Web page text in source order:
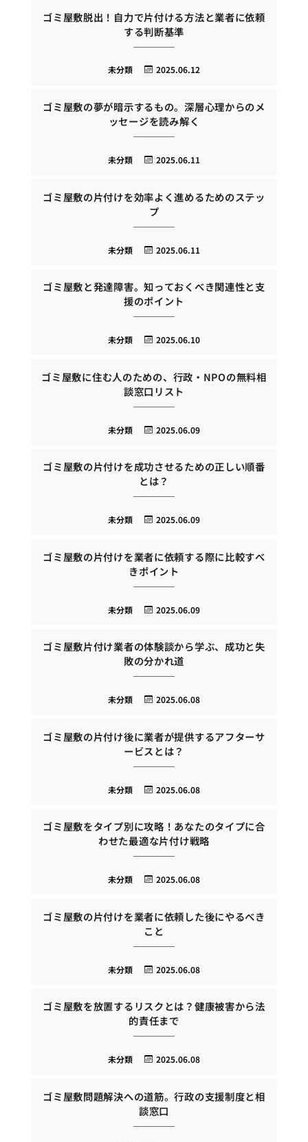
ゴミ屋敷脱出！自力で片付ける方法と業者に依頼
する判断基準
2025.06.12
未分類
ゴミ屋敷の夢が暗示するもの。深層心理からのメ
ッセージを読み解く
2025.06.11
未分類
ゴミ屋敷の片付けを効率よく進めるためのステッ
プ
2025.06.11
未分類
ゴミ屋敷と発達障害。知っておくべき関連性と支
援のポイント
2025.06.10
未分類
ゴミ屋敷に住む人のための、行政・NPOの無料相
談窓口リスト
2025.06.09
未分類
ゴミ屋敷の片付けを成功させるための正しい順番
とは？
2025.06.09
未分類
ゴミ屋敷の片付けを業者に依頼する際に比較すべ
きポイント
2025.06.09
未分類
ゴミ屋敷片付け業者の体験談から学ぶ、成功と失
敗の分かれ道
2025.06.08
未分類
ゴミ屋敷の片付け後に業者が提供するアフターサ
ービスとは？
2025.06.08
未分類
ゴミ屋敷をタイプ別に攻略！あなたのタイプに合
わせた最適な片付け戦略
2025.06.08
未分類
ゴミ屋敷の片付けを業者に依頼した後にやるべき
こと
2025.06.08
未分類
ゴミ屋敷を放置するリスクとは？健康被害から法
的責任まで
2025.06.08
未分類
ゴミ屋敷問題解決への道筋。行政の支援制度と相
談窓口